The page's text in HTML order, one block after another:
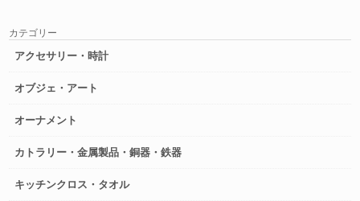
カテゴリー
アクセサリー・時計
オブジェ・アート
オーナメント
カトラリー・金属製品・銅器・鉄器
キッチンクロス・タオル